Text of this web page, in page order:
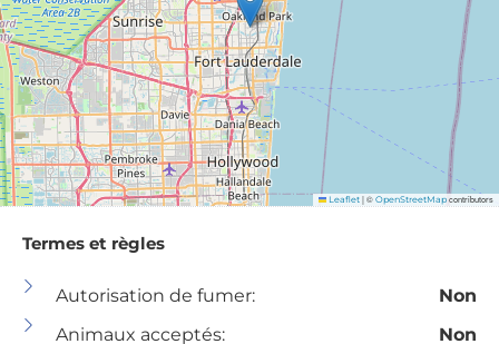
Bases de la cuisine
Berceau
Espace de travail
dédié
Vaisselle et couverts
Essentiel
Connexion Ethernet
Couvertures de
prises
Four
Lit de voyage Pack
N Play
Leaflet |© OpenStreetMap contributors
Termes et règles
Autorisation de fumer:
Non
Animaux acceptés:
Non